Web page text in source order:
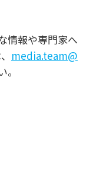
情報や専門家へ
media.team@